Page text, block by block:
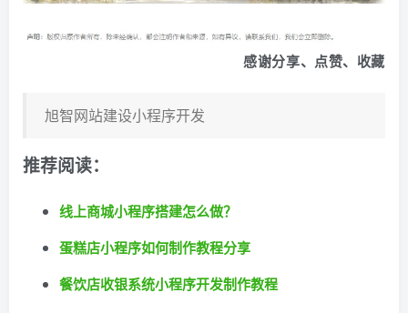
感谢分享、点赞、收藏
旭智网站建设小程序开发
推荐阅读：
线上商城小程序搭建怎么做？
蛋糕店小程序如何制作教程分享
餐饮店收银系统小程序开发制作教程